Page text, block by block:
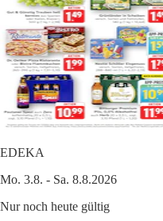
EDEKA
Mo. 3.8. - Sa. 8.8.2026
Nur noch heute gültig